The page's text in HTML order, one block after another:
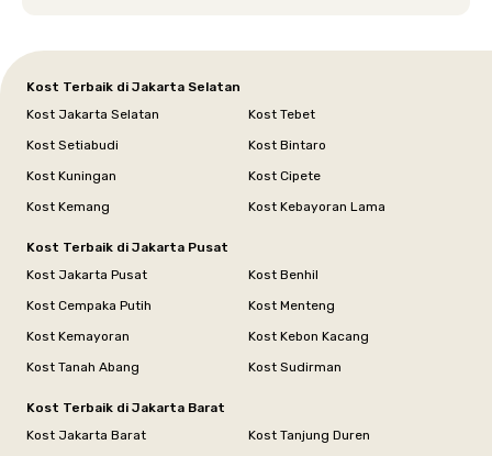
Kost Terbaik di Jakarta Selatan
Kost Jakarta Selatan
Kost Tebet
Kost Setiabudi
Kost Bintaro
Kost Kuningan
Kost Cipete
Kost Kemang
Kost Kebayoran Lama
Kost Terbaik di Jakarta Pusat
Kost Jakarta Pusat
Kost Benhil
Kost Cempaka Putih
Kost Menteng
Kost Kemayoran
Kost Kebon Kacang
Kost Tanah Abang
Kost Sudirman
Kost Terbaik di Jakarta Barat
Kost Jakarta Barat
Kost Tanjung Duren